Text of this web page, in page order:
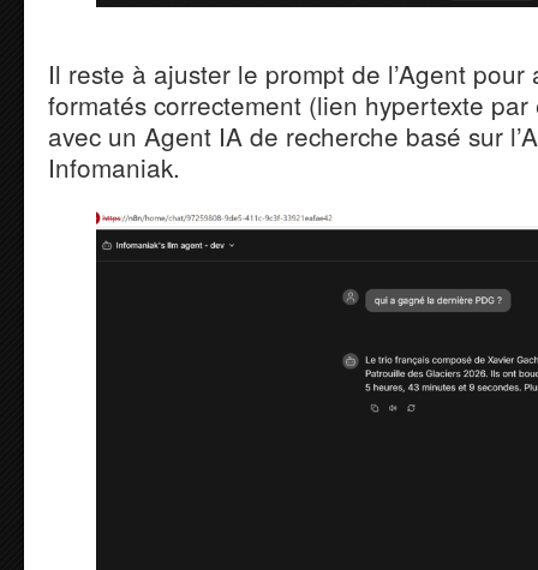
Il reste à ajuster le prompt de l’Agent
formatés correctement (lien hypertexte
avec un Agent IA de recherche basé sur
Infomaniak.